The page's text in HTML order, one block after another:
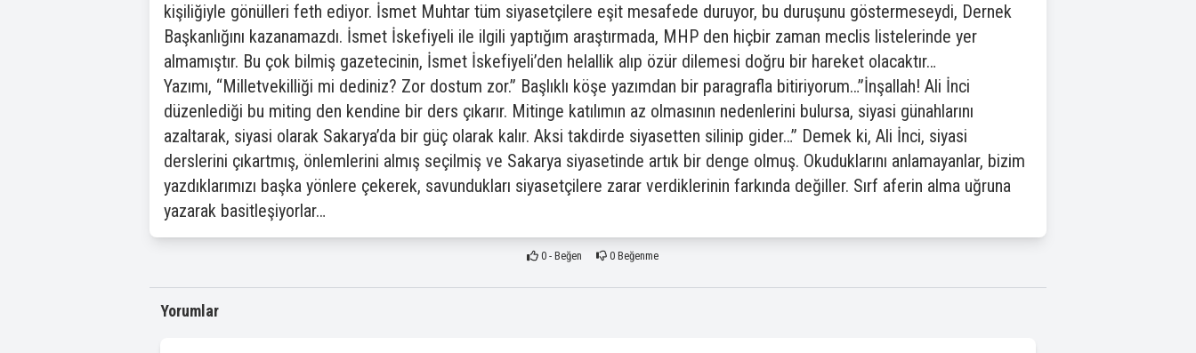
kişiliğiyle gönülleri feth ediyor. İsmet Muhtar tüm siyasetçilere eşit mesafede duruyor, bu duruşunu göstermeseydi, Dernek
Başkanlığını kazanamazdı. İsmet İskefiyeli ile ilgili yaptığım araştırmada, MHP den hiçbir zaman meclis listelerinde yer
almamıştır. Bu çok bilmiş gazetecinin, İsmet İskefiyeli’den helallik alıp özür dilemesi doğru bir hareket olacaktır…
Yazımı, “Milletvekilliği mi dediniz? Zor dostum zor.” Başlıklı köşe yazımdan bir paragrafla bitiriyorum…”İnşallah! Ali İnci
düzenlediği bu miting den kendine bir ders çıkarır. Mitinge katılımın az olmasının nedenlerini bulursa, siyasi günahlarını
azaltarak, siyasi olarak Sakarya’da bir güç olarak kalır. Aksi takdirde siyasetten silinip gider…” Demek ki, Ali İnci, siyasi
derslerini çıkartmış, önlemlerini almış seçilmiş ve Sakarya siyasetinde artık bir denge olmuş. Okuduklarını anlamayanlar, bizim
yazdıklarımızı başka yönlere çekerek, savundukları siyasetçilere zarar verdiklerinin farkında değiller. Sırf aferin alma uğruna
yazarak basitleşiyorlar…
0- Beğen 0 Beğenme
Yorumlar